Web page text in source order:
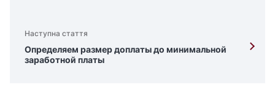
Наступна стаття
Определяем размер доплаты до минимальной
заработной платы